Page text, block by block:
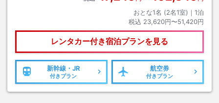
おとな1名 (2名1室)｜ 1泊
税込 23,620円〜51,420円
レンタカー付き宿泊プランを見る
新幹線・JR
付きプラン
航空券
付きプラン